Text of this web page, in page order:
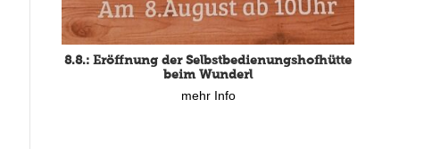
8.8.: Eröffnung der Selbstbedienungshofhütte
beim Wunderl
mehr Info